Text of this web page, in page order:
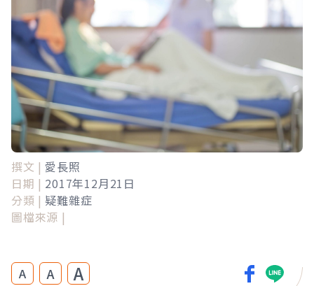
撰文 | 愛長照
日期 | 2017年12月21日
分類 | 疑難雜症
圖檔來源 |
A A A